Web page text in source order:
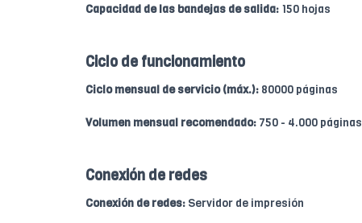
Capacidad de las bandejas de salida: 150 hojas
Ciclo de funcionamiento
Ciclo mensual de servicio (máx.): 80000 páginas
Volumen mensual recomendado: 750 - 4.000 páginas
Conexión de redes
Conexión de redes: Servidor de impresión